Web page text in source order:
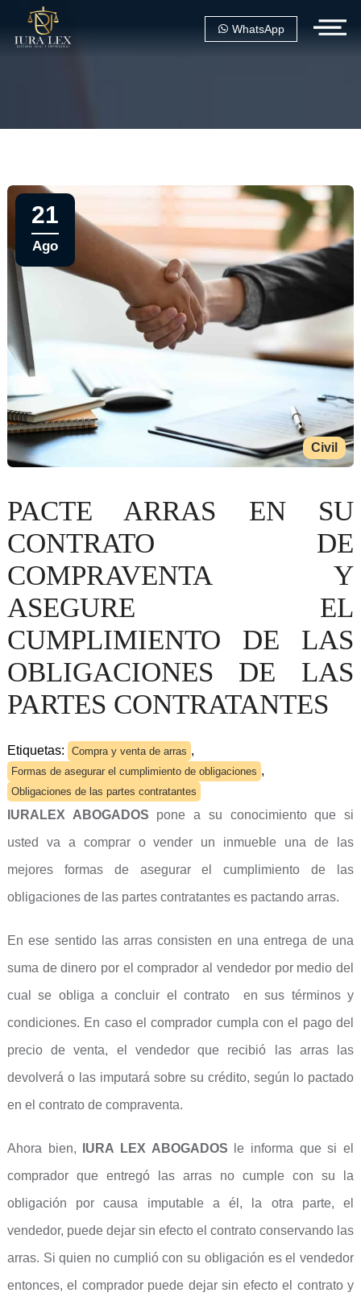
WhatsApp
Civil
21
Ago
PACTE ARRAS EN SU
CONTRATO DE
COMPRAVENTA Y
ASEGURE EL
CUMPLIMIENTO DE LAS
OBLIGACIONES DE LAS
PARTES CONTRATANTES
Etiquetas: Compra y venta de arras ,
Formas de asegurar el cumplimiento de obligaciones ,
Obligaciones de las partes contratantes
IURALEX ABOGADOS pone a su conocimiento que si
usted va a comprar o vender un inmueble una de las
mejores formas de asegurar el cumplimiento de las
obligaciones de las partes contratantes es pactando arras.
En ese sentido las arras consisten en una entrega de una
suma de dinero por el comprador al vendedor por medio del
cual se obliga a concluir el contrato en sus términos y
condiciones. En caso el comprador cumpla con el pago del
precio de venta, el vendedor que recibió las arras las
devolverá o las imputará sobre su crédito, según lo pactado
en el contrato de compraventa.
Ahora bien, IURA LEX ABOGADOS
le informa que si el
comprador que entregó las arras no cumple con su la
obligación por causa imputable a él, la otra parte, el
vendedor, puede dejar sin efecto el contrato conservando las
arras. Si quien no cumplió con su obligación es el vendedor
entonces, el comprador puede dejar sin efecto el contrato y